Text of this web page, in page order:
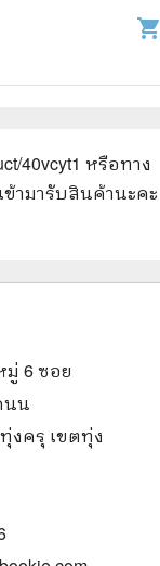
shopping_cart
40vcyt1 หรือทาง
ข้ามารับสินค้านะคะ
มู่ 6 ซอย
นน
งครุ เขตทุ่ง